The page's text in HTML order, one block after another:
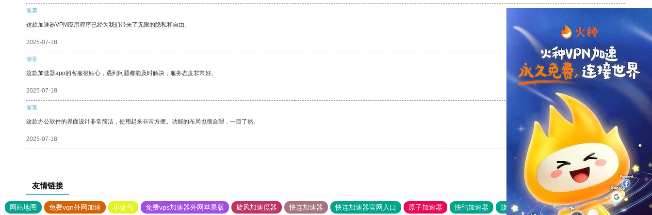
游客
这款加速器VPM应用程序已经为我们带来了无限的隐私和自由。
2025-07-18
游客
这款加速器app的客服很贴心，遇到问题都能及时解决，服务态度非常好。
2025-07-18 反对
游客
这款办公软件的界面设计非常简洁，使用起来非常方便。功能的布局也很合理，一目了然。
2025-07-18 反对[0]
友情链接
网站地图 免费vqn外网加速 小蓝鸟 免费vps加速器外网苹果版 旋风加速度器 快连加速器 快连加速器官网入口 原子加速器 快鸭加速器 旋风加速度器 外网网址导航 软件中心